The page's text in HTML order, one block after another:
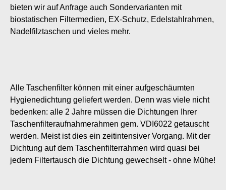
bieten wir auf Anfrage auch Sondervarianten mit
biostatischen Filtermedien, EX-Schutz, Edelstahlrahmen,
Nadelfilztaschen und vieles mehr.
Alle Taschenfilter können mit einer aufgeschäumten
Hygienedichtung geliefert werden. Denn was viele nicht
bedenken: alle 2 Jahre müssen die Dichtungen Ihrer
Taschenfilteraufnahmerahmen gem. VDI6022 getauscht
werden. Meist ist dies ein zeitintensiver Vorgang. Mit der
Dichtung auf dem Taschenfilterrahmen wird quasi bei
jedem Filtertausch die Dichtung gewechselt - ohne Mühe!